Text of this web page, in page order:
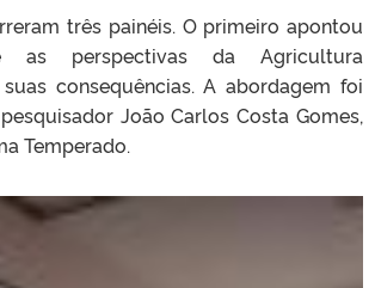
três painéis. O primeiro apontou
perspectivas da Agricultura
consequências. A abordagem foi
João Carlos Costa Gomes,
Temperado.